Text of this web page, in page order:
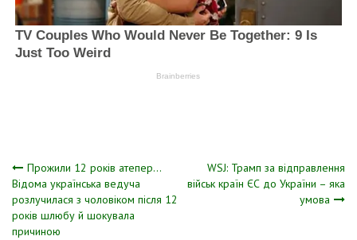
Навігація
записів
Прожили 12 років атепер…
Відома українська ведуча
розлучилася з чоловіком після 12
років шлюбу й шокувала
причиною
WSJ: Трамп за відправлення
військ країн ЄС до України – яка
умова